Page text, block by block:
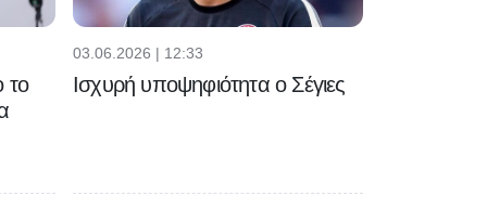
το
03.06.2026 | 12:33
Ισχυρή υποψηφιότητα ο Σέγιες